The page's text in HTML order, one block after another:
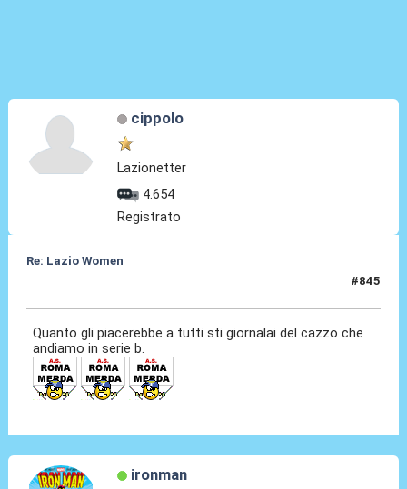
cippolo
Lazionetter
4.654
Registrato
Re: Lazio Women
#845
Quanto gli piacerebbe a tutti sti giornalai del cazzo che
andiamo in serie b.
ironman